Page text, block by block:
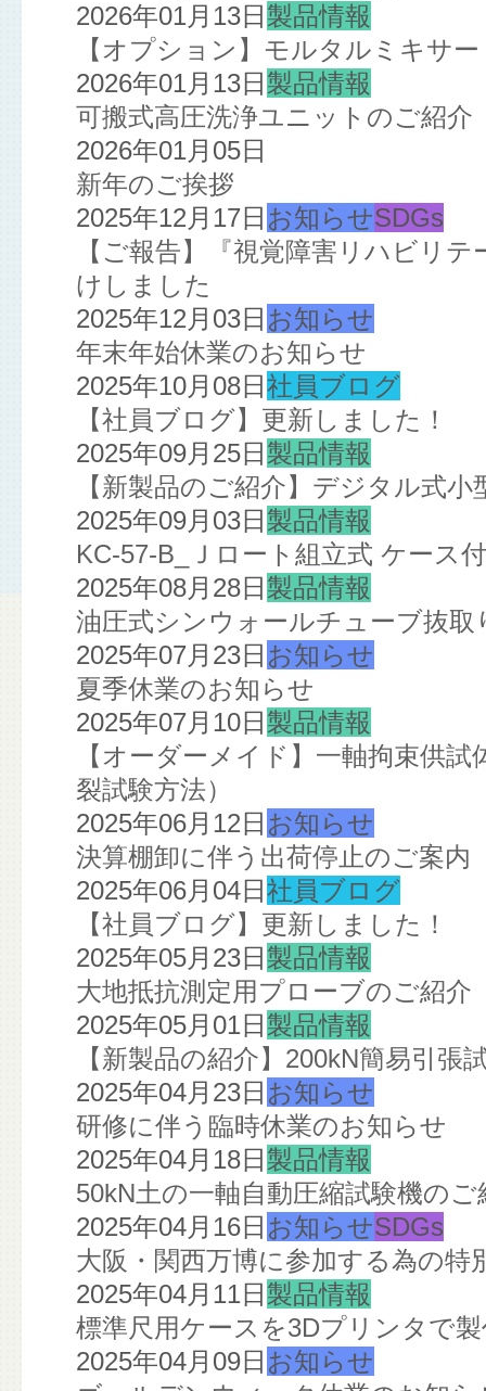
2026年01月13日 製品情報
【オプション】モルタルミキサ
2026年01月13日 製品情報
可搬式高圧洗浄ユニットのご紹介
2026年01月05日
新年のご挨拶
2025年12月17日 お知らせSDGs
【ご報告】『視覚障害リハビリ
けしました
2025年12月03日 お知らせ
年末年始休業のお知らせ
2025年10月08日 社員ブログ
【社員ブログ】更新しました！
2025年09月25日 製品情報
【新製品のご紹介】デジタル式
2025年09月03日 製品情報
KC-57-B_Ｊロート組立式 ケース
2025年08月28日 製品情報
油圧式シンウォールチューブ抜
2025年07月23日 お知らせ
夏季休業のお知らせ
2025年07月10日 製品情報
【オーダーメイド】一軸拘束供
裂試験方法）
2025年06月12日 お知らせ
決算棚卸に伴う出荷停止のご案内
2025年06月04日 社員ブログ
【社員ブログ】更新しました！
2025年05月23日 製品情報
大地抵抗測定用プローブのご紹介
2025年05月01日 製品情報
【新製品の紹介】200kN簡易引張
2025年04月23日 お知らせ
研修に伴う臨時休業のお知らせ
2025年04月18日 製品情報
50kN土の一軸自動圧縮試験機のご
2025年04月16日 お知らせSDGs
大阪・関西万博に参加する為の特
2025年04月11日 製品情報
標準尺用ケースを3Dプリンタで
2025年04月09日 お知らせ